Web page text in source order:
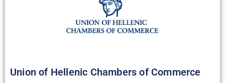
Union of Hellenic Chambers of Commerce